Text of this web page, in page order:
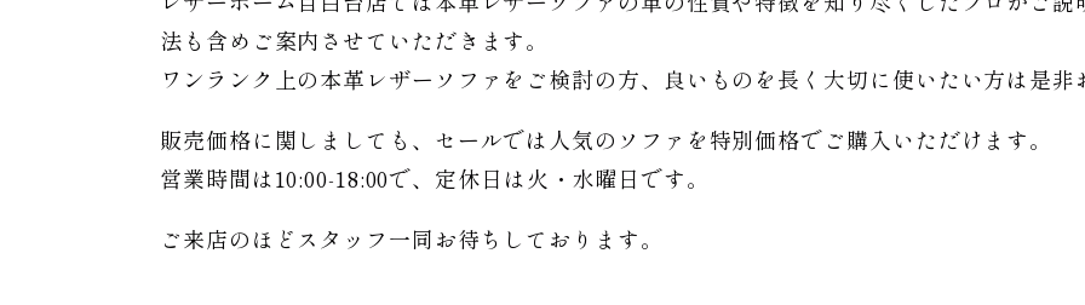
法も含めご案内させていただきます。
ワンランク上の本革レザーソファをご検討の方、良いものを長く大切に使いたい方は是非
販売価格に関しましても、セールでは人気のソファを特別価格でご購入いただけます。
営業時間は10:00-18:00で、定休日は火・水曜日です。
ご来店のほどスタッフ一同お待ちしております。